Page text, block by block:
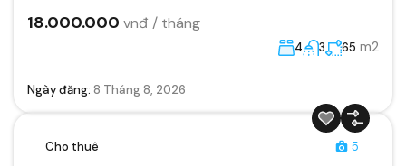
18.000.000 vnđ / tháng
4 3 65 m2
Ngày đăng: 8 Tháng 8, 2026
Cho thuê 5